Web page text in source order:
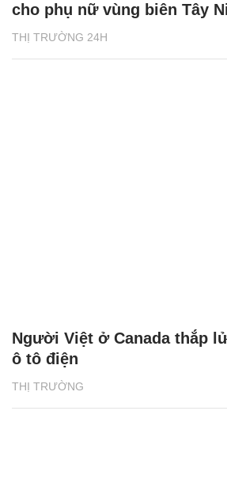
THỊ TRƯỜNG 24H
cho phụ nữ vùng biên Tây
THỊ TRƯỜNG
Người Việt ở Canada thắp
ô tô điện